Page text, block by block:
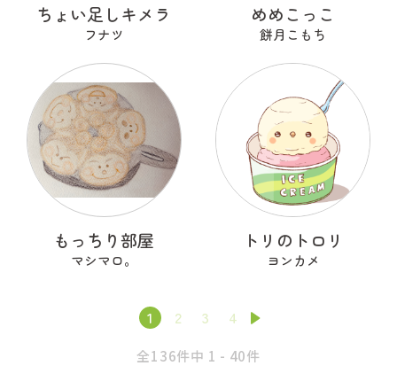
ちょい足しキメラ
フナツ
めめこっこ
餅月こもち
もっちり部屋
マシマロ。
トリのトロリ
ヨンカメ
1 2 3 4
全136件中 1 - 40件